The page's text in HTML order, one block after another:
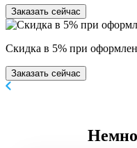
Заказать сейчас
Скидка в 5% при
Заказать сейчас